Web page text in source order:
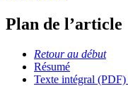
Plan de l’article
Retour au début
Résumé
Texte intégral (PDF)